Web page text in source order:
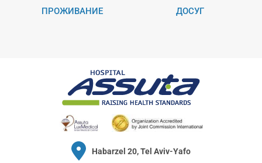
ПРОЖИВАНИЕ ДОСУГ
Habarzel 20, Tel Aviv-Yafo